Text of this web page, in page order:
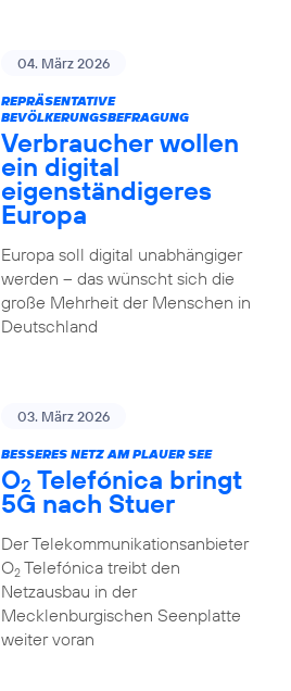
04. März 2026
REPRÄSENTATIVE
BEVÖLKERUNGSBEFRAGUNG
Verbraucher wollen
ein digital
eigenständigeres
Europa
Europa soll digital unabhängiger
werden – das wünscht sich die
große Mehrheit der Menschen in
Deutschland
03. März 2026
BESSERES NETZ AM PLAUER SEE
O2 Telefónica bringt
5G nach Stuer
Der Telekommunikationsanbieter
O2Telefónica treibt den
Netzausbau in der
Mecklenburgischen Seenplatte
weiter voran